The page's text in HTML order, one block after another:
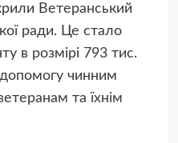
Ветеранський
ради. Це стало
в розмірі 793 тис.
чинним
та їхнім